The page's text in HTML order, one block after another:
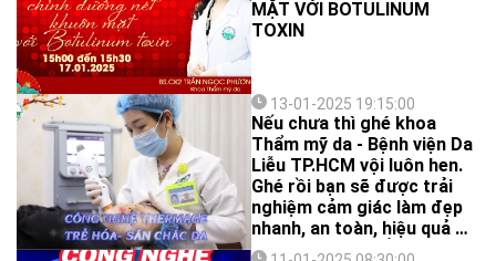
MẶT VỚI BOTULINUM
TOXIN
13-01-2025 19:15:00
Nếu chưa thì ghé khoa
Thẩm mỹ da - Bệnh viện Da
Liễu TP.HCM vội luôn hen.
Ghé rồi bạn sẽ được trải
nghiệm cảm giác làm đẹp
nhanh, an toàn, hiệu quả để
qua cồn ăn Tết Ất Tỵ này ớ.